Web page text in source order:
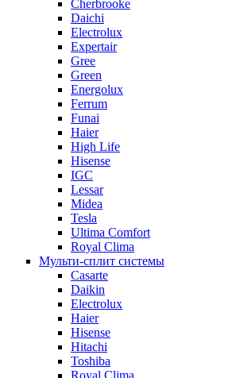
Cherbrooke
Daichi
Electrolux
Expertair
Gree
Green
Energolux
Ferrum
Funai
Haier
High Life
Hisense
IGC
Lessar
Midea
Tesla
Ultima Comfort
Royal Clima
Мульти-сплит системы
Casarte
Daikin
Electrolux
Haier
Hisense
Hitachi
Toshiba